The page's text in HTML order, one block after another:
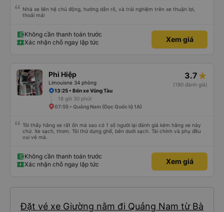
Nhà xe liên hệ chủ động, hướng dẫn rõ, và trải nghiệm trên xe thuận lợi,
thoải mái
Không cần thanh toán trước
Xác nhận chỗ ngay lập tức
Xem giá
Phi Hiệp
Limouisne 34 phòng
3.7
(190 đánh giá)
13:25 • Bến xe Vũng Tàu
18 giờ 30 phút
07:55 • Quảng Nam (Dọc Quốc lộ 1A)
Tôi thấy hãng xe rất ổn mà sao có 1 số người lại đánh giá kém hãng xe này
chứ. Xe sạch, thơm. Tôi thử dựng ghế, bên dưới sạch. Tài chính và phụ đều
vui vẻ mà.
Không cần thanh toán trước
Xác nhận chỗ ngay lập tức
Xem giá
Đặt vé xe Giường nằm đi Quảng Nam từ Bà